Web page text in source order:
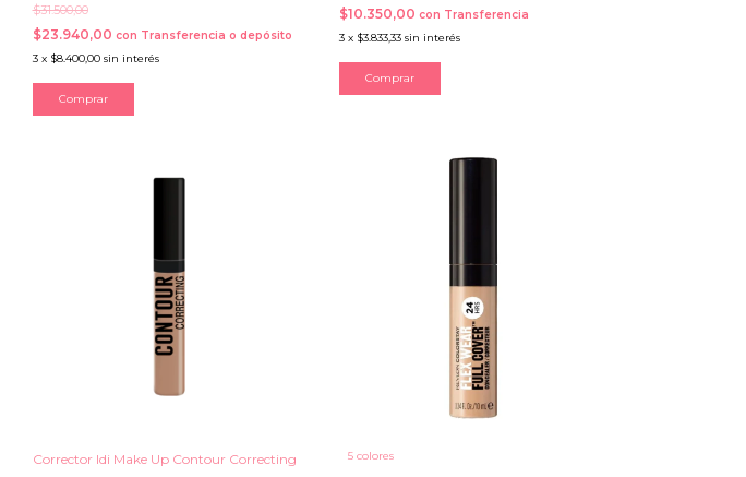
$31.500,00
$23.940,00 con Transferencia o depósito
3 x $8.400,00 sin interés
Comprar
$10.350,00 con Transferencia
3 x $3.833,33 sin interés
Comprar
Corrector Idi Make Up Contour Correcting 5 colores